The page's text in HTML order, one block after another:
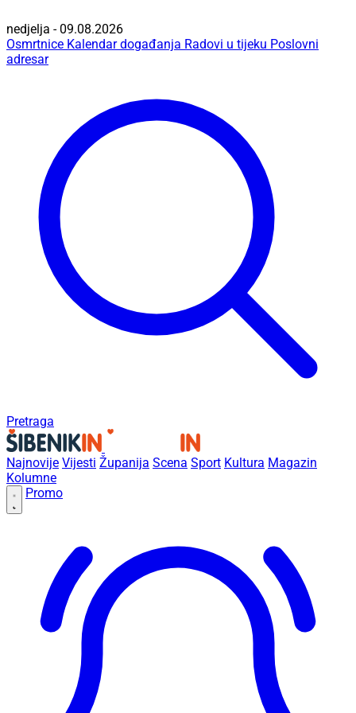
nedjelja - 09.08.2026
Osmrtnice Kalendar događanja Radovi u tijeku Poslovni
adresar
Pretraga
Najnovije Vijesti Županija Scena Sport Kultura Magazin
Kolumne
Promo